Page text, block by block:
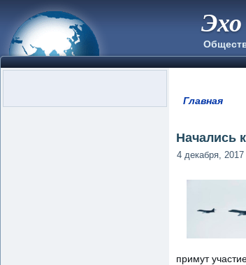
Главная
Начались
4 декабря,
примут